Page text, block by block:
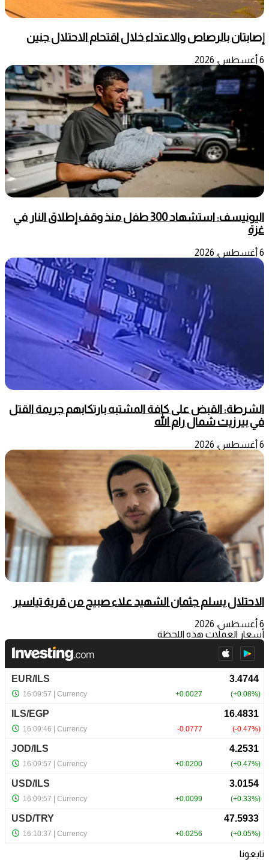
إصابتان بالرصاص والاعتداء خلال اقتحام الاحتلال جنين
6 أغسطس، 2026
اليونيسف: استشهاد 300 طفل منذ وقف إطلاق النار في
غزة
6 أغسطس، 2026
الشرطة: القبض على كافة المشتبه بارتكابهم جريمة القتل
في بيرزيت شمال رام الله
6 أغسطس، 2026
الاحتلال يسلم جثمان الشهيد علاء صبيح من قرية تياسير
6 أغسطس، 2026
أسعار العملات هذه اللحظة
تابعونا